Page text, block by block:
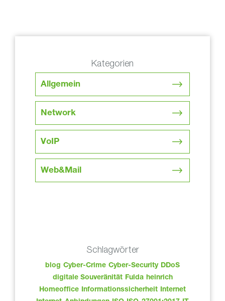
Kategorien
Allgemein
Network
VoIP
Web&Mail
Schlagwörter
blog Cyber-Crime Cyber-Security DDoS
digitale Souveränität Fulda heinrich
Homeoffice Informationssicherheit Internet